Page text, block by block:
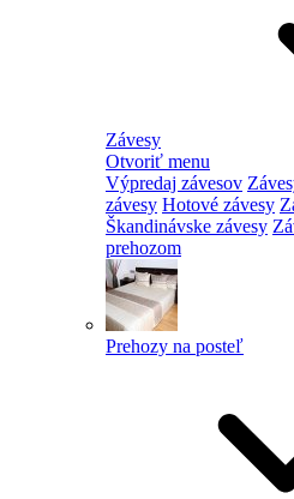
Závesy
Otvoriť menu
Výpredaj závesov
závesy Hotové závesy
Škandinávske závesy
prehozom
Prehozy na posteľ